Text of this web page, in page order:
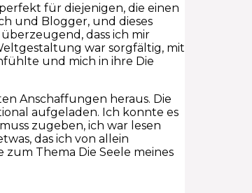
für diejenigen, die einen
und Blogger, und dieses
dass ich mir
war sorgfältig, mit
und mich in ihre Die
Anschaffungen heraus. Die
aufgeladen. Ich konnte es
zugeben, ich war lesen
das ich von allein
Thema Die Seele meines